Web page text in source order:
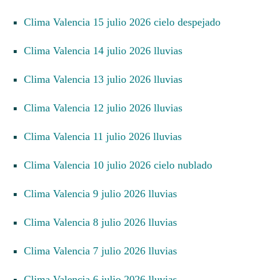
Clima Valencia 15 julio 2026 cielo despejado
Clima Valencia 14 julio 2026 lluvias
Clima Valencia 13 julio 2026 lluvias
Clima Valencia 12 julio 2026 lluvias
Clima Valencia 11 julio 2026 lluvias
Clima Valencia 10 julio 2026 cielo nublado
Clima Valencia 9 julio 2026 lluvias
Clima Valencia 8 julio 2026 lluvias
Clima Valencia 7 julio 2026 lluvias